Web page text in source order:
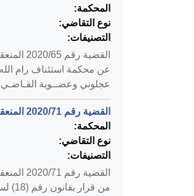
المحكمة:
نوع التقاضي:
التصنيفات:
عن محكمة استئناف رام الله
عجلوني وعضــوية
القضية رقم ‎71‏/‎2020‏ المنعقدة في محكمة استئناف رام الله بتاريخ ‎2020-02-12‏
المحكمة:
نوع التقاضي:
التصنيفات: